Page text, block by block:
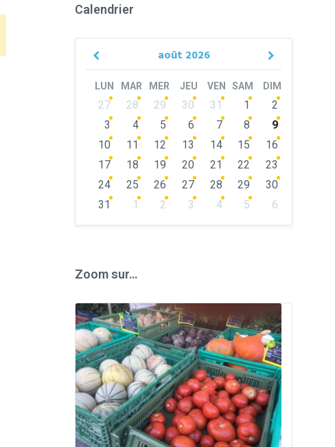
Calendrier
août 2026
Previous
Next
LUN MAR MER JEU VEN SAM DIM
Skip
calendar
days
27 28 29 30 31 1
2
3
4 5 6 7 8
9
10
11 12 13 14 15
16
17
18 19 20 21 22
23
24
25 26 27 28 29
30
31
1 2 3 4 5
6
Zoom sur…